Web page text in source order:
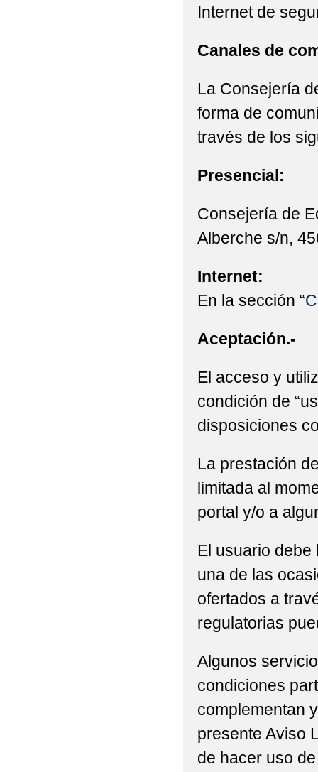
Internet de
Canales de
La Consejería
forma de
través de los
Presencial:
Consejería de
Alberche s/n,
Internet:
En la sección “
Aceptación.-
El acceso y
condición de
disposiciones
La prestación
limitada al
portal y/o a
El usuario debe
una de las
ofertados a
regulatorias
Algunos
condiciones
complementan
presente Aviso
de hacer uso